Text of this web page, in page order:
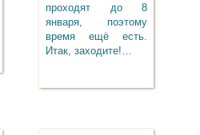
проходят до 8
января, поэтому
время ещё есть.
Итак, заходите!…